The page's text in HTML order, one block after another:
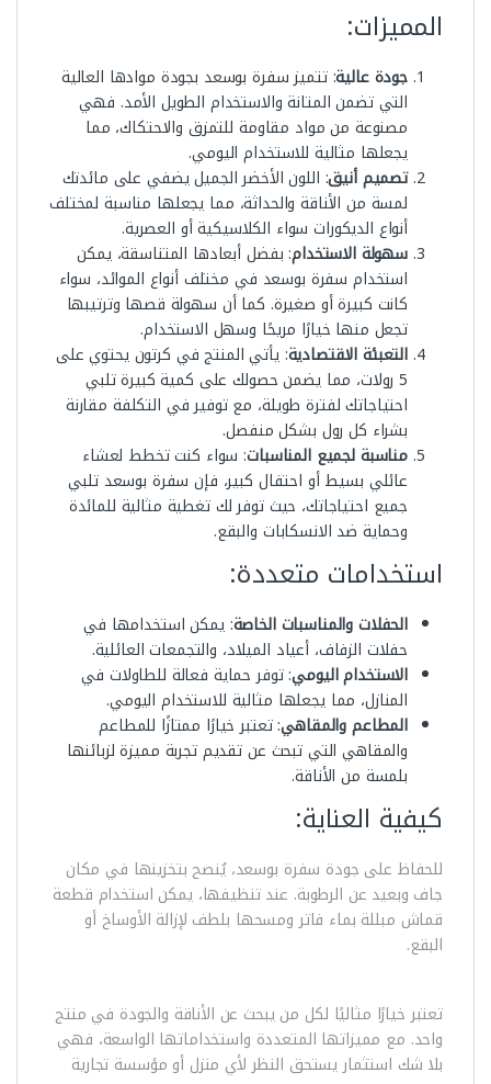
المميزات:
جودة عالية: تتميز سفرة بوسعد بجودة موادها العالية
التي تضمن المتانة والاستخدام الطويل الأمد. فهي
مصنوعة من مواد مقاومة للتمزق والاحتكاك، مما
يجعلها مثالية للاستخدام اليومي.
تصميم أنيق: اللون الأخضر الجميل يضفي على مائدتك
لمسة من الأناقة والحداثة، مما يجعلها مناسبة لمختلف
أنواع الديكورات سواء الكلاسيكية أو العصرية.
سهولة الاستخدام: بفضل أبعادها المتناسقة، يمكن
استخدام سفرة بوسعد في مختلف أنواع الموائد، سواء
كانت كبيرة أو صغيرة. كما أن سهولة قصها وترتيبها
تجعل منها خيارًا مريحًا وسهل الاستخدام.
التعبئة الاقتصادية: يأتي المنتج في كرتون يحتوي على
5 رولات، مما يضمن حصولك على كمية كبيرة تلبي
احتياجاتك لفترة طويلة، مع توفير في التكلفة مقارنة
بشراء كل رول بشكل منفصل.
مناسبة لجميع المناسبات: سواء كنت تخطط لعشاء
عائلي بسيط أو احتفال كبير، فإن سفرة بوسعد تلبي
جميع احتياجاتك، حيث توفر لك تغطية مثالية للمائدة
وحماية ضد الانسكابات والبقع.
استخدامات متعددة:
الحفلات والمناسبات الخاصة: يمكن استخدامها في
حفلات الزفاف، أعياد الميلاد، والتجمعات العائلية.
الاستخدام اليومي: توفر حماية فعالة للطاولات في
المنازل، مما يجعلها مثالية للاستخدام اليومي.
المطاعم والمقاهي: تعتبر خيارًا ممتازًا للمطاعم
والمقاهي التي تبحث عن تقديم تجربة مميزة لزبائنها
بلمسة من الأناقة.
كيفية العناية:
للحفاظ على جودة سفرة بوسعد، يُنصح بتخزينها في مكان
جاف وبعيد عن الرطوبة. عند تنظيفها، يمكن استخدام قطعة
قماش مبللة بماء فاتر ومسحها بلطف لإزالة الأوساخ أو
البقع.
تعتبر خيارًا مثاليًا لكل من يبحث عن الأناقة والجودة في منتج
واحد. مع مميزاتها المتعددة واستخداماتها الواسعة، فهي
بلا شك استثمار يستحق النظر لأي منزل أو مؤسسة تجارية